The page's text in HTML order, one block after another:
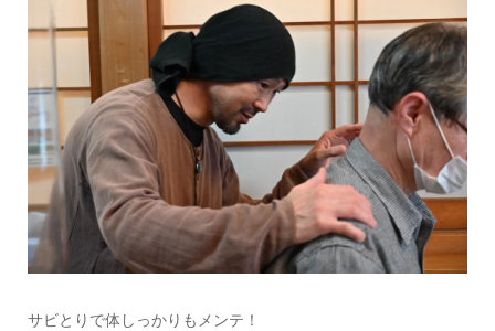
サビとりで体しっかりもメンテ！